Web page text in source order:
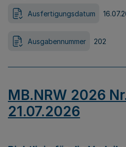
Ausfertigungsdatum
Ausgabennummer 202
MB.NRW 2026
21.07.2026